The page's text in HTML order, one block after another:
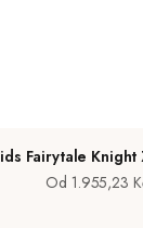
Fairytale Knight
Prodejní cena
Od 1.955,23